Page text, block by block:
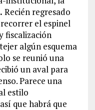
Recién regresado
el espinel
fiscalización
algún esquema
se reunió una
un aval para
Parece una
estilo
que habrá que